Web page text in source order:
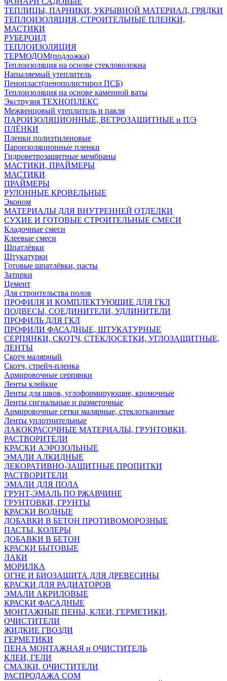
ТЕПЛИЦЫ, ПАРНИКИ, УКРЫВНОЙ МАТЕРИАЛ, ГРЯДКИ
ТЕПЛОИЗОЛЯЦИЯ, СТРОИТЕЛЬНЫЕ ПЛЕНКИ,
МАСТИКИ
РУБЕРОИД
ТЕПЛОИЗОЛЯЦИЯ
ТЕРМОДОМ(подложка)
Теплоизоляция на основе стекловолокна
Напыляемый утеплитель
Пенопласт(пенополистирол ПСБ)
Теплоизоляция на основе каменной ваты
Экструзия ТЕХНОПЛЕКС
Межвенцовый утеплитель и пакля
ПАРОИЗОЛЯЦИОННЫЕ, ВЕТРОЗАЩИТНЫЕ и П/Э
ПЛЁНКИ
Пленки полиэтиленовые
Пароизоляционные пленки
Гидроветрозащитные мембраны
МАСТИКИ, ПРАЙМЕРЫ
МАСТИКИ
ПРАЙМЕРЫ
РУЛОННЫЕ КРОВЕЛЬНЫЕ
Эконом
МАТЕРИАЛЫ ДЛЯ ВНУТРЕННЕЙ ОТДЕЛКИ
СУХИЕ И ГОТОВЫЕ СТРОИТЕЛЬНЫЕ СМЕСИ
Кладочные смеси
Клеевые смеси
Шпатлёвки
Штукатурки
Готовые шпатлёвки, пасты
Затирки
Цемент
Для строительства полов
ПРОФИЛЯ И КОМПЛЕКТУЮЩИЕ ДЛЯ ГКЛ
ПОДВЕСЫ, СОЕДИНИТЕЛИ, УДЛИНИТЕЛИ
ПРОФИЛЬ ДЛЯ ГКЛ
ПРОФИЛИ ФАСАДНЫЕ, ШТУКАТУРНЫЕ
СЕРПЯНКИ, СКОТЧ, СТЕКЛОСЕТКИ, УГЛОЗАЩИТНЫЕ,
ЛЕНТЫ
Скотч малярный
Скотч, стрейч-пленка
Армировочные серпянки
Ленты клейкие
Ленты для швов, углоформирующие, кромочные
Ленты сигнальные и разметочные
Армировочные сетки малярные, стеклотканевые
Ленты уплотнительные
ЛАКОКРАСОЧНЫЕ МАТЕРИАЛЫ, ГРУНТОВКИ,
РАСТВОРИТЕЛИ
КРАСКИ АЭРОЗОЛЬНЫЕ
ЭМАЛИ АЛКИДНЫЕ
ДЕКОРАТИВНО-ЗАЩИТНЫЕ ПРОПИТКИ
РАСТВОРИТЕЛИ
ЭМАЛИ ДЛЯ ПОЛА
ГРУНТ-ЭМАЛЬ ПО РЖАВЧИНЕ
ГРУНТОВКИ, ГРУНТЫ
КРАСКИ ВОДНЫЕ
ДОБАВКИ В БЕТОН ПРОТИВОМОРОЗНЫЕ
ПАСТЫ, КОЛЕРЫ
ДОБАВКИ В БЕТОН
КРАСКИ БЫТОВЫЕ
ЛАКИ
МОРИЛКА
ОГНЕ И БИОЗАЩИТА ДЛЯ ДРЕВЕСИНЫ
КРАСКИ ДЛЯ РАДИАТОРОВ
ЭМАЛИ АКРИЛОВЫЕ
КРАСКИ ФАСАДНЫЕ
МОНТАЖНЫЕ ПЕНЫ, КЛЕИ, ГЕРМЕТИКИ,
ОЧИСТИТЕЛИ
ЖИДКИЕ ГВОЗДИ
ГЕРМЕТИКИ
ПЕНА МОНТАЖНАЯ и ОЧИСТИТЕЛЬ
КЛЕИ, ГЕЛИ
СМАЗКИ, ОЧИСТИТЕЛИ
РАСПРОДАЖА СОМ